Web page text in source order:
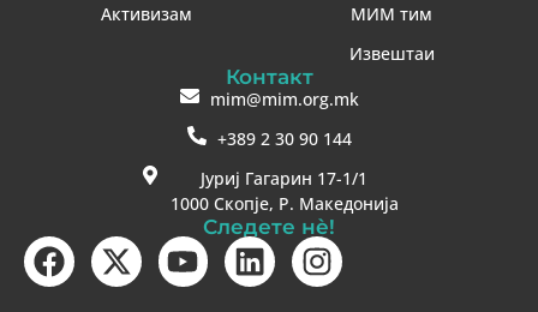
Активизам
МИМ тим
Извештаи
Контакт
mim@mim.org.mk
+389 2 30 90 144
Јуриј Гагарин 17-1/1
1000 Скопје, Р. Македонија
Следете нè!